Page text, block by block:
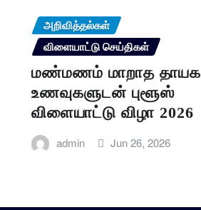
அறிவித்தல்கள்
விளையாட்டு செய்திகள்
மண்மணம் மாறாத தாயக
உணவுகளுடன் புளூஸ்
விளையாட்டு விழா 2026
admin Jun 26, 2026